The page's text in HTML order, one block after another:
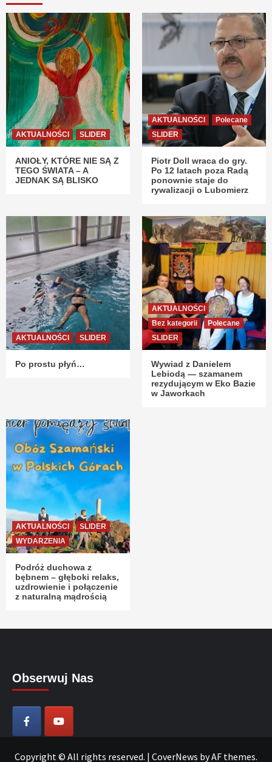
AKTUALNOŚCI SLIDER
ANIOŁY, KTÓRE NIE SĄ Z
TEGO ŚWIATA – A
JEDNAK SĄ BLISKO
AKTUALNOŚCI
Polecane
SLIDER
Piotr Doll wraca do gry.
Po 12 latach poza Radą
ponownie staje do
rywalizacji o Lubomierz
AKTUALNOŚCI SLIDER
Po prostu płyń…
AKTUALNOŚCI
Bez kategorii
Polecane
SLIDER
Wywiad z Danielem
Lebiodą — szamanem
rezydującym w Eko Bazie
w Jaworkach
AKTUALNOŚCI
SLIDER
WYDARZENIA
Podróż duchowa z
bębnem – głęboki relaks,
uzdrowienie i połączenie
z naturalną mądrością
Obserwuj Nas
Copyright © All rights reserved. | CoverNews by AF themes.